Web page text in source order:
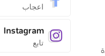
اعجاب
Instagram
تابع